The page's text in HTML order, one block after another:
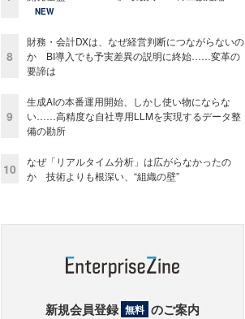
NEW
8
財務・会計DXは、なぜ経営判断につながらないの
か BI導入でも予実差異の説明に終始……変革の
要諦は
9
生成AIの本番運用開始、しかし使い物にならな
い……高精度な自社専用LLMを実現するデータ整
備の勘所
10
なぜ「リアルタイム分析」は広がらなかったの
か 技術よりも根深い、“組織の壁”
新規会員登録 無料 のご案内